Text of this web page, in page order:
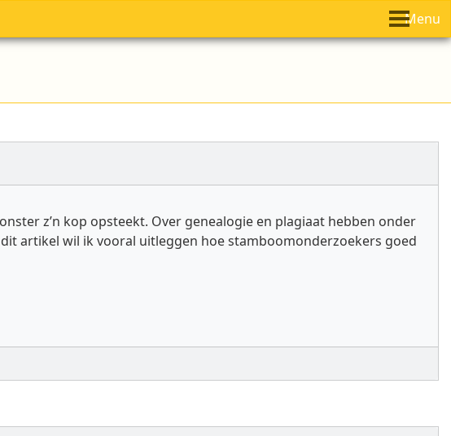
Menu
z’n kop opsteekt. Over genealogie en plagiaat hebben onder
artikel wil ik vooral uitleggen hoe stamboomonderzoekers goed